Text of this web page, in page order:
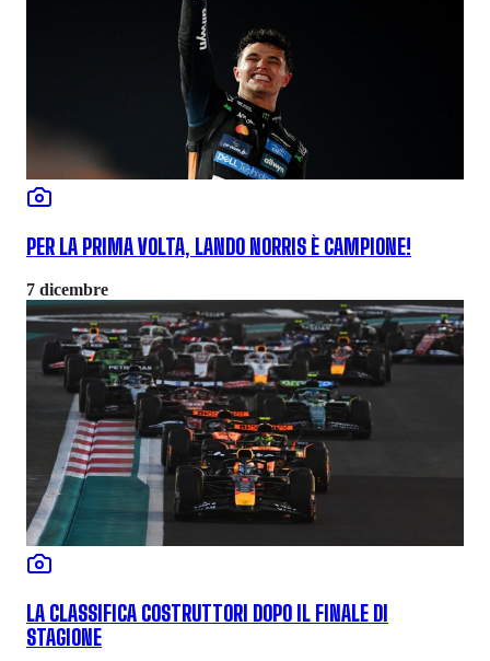
PER LA PRIMA VOLTA, LANDO NORRIS È CAMPIONE!
7 dicembre
LA CLASSIFICA COSTRUTTORI DOPO IL FINALE DI
STAGIONE